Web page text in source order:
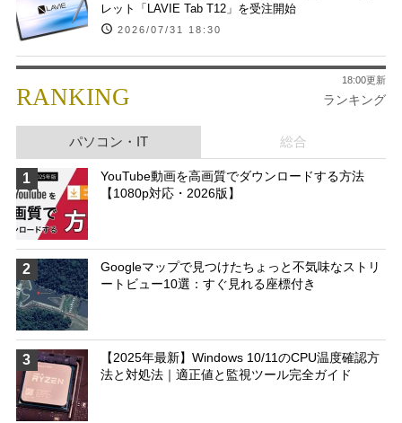
レット「LAVIE Tab T12」を受注開始
2026/07/31 18:30
RANKING ランキング
18:00更新
パソコン・IT 総合
1
YouTube動画を高画質でダウンロードする方法
【1080p対応・2026版】
2
Googleマップで見つけたちょっと不気味なストリ
ートビュー10選：すぐ見れる座標付き
3
【2025年最新】Windows 10/11のCPU温度確認方
法と対処法｜適正値と監視ツール完全ガイド